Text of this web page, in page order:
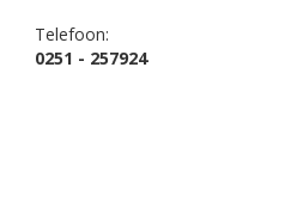
Telefoon:
0251 - 257924